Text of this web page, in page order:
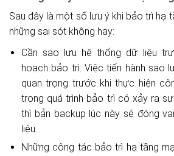
Sau đây là một số lưu ý khi bảo trì hạ
những sai sót không hay:
Cần sao lưu hệ thống dữ liệu
hoạch bảo trì: Việc tiến hành sao
quan trọng trước khi thực hiện
trong quá trình bảo trì có xảy ra sự
thì bản backup lúc này sẽ đóng
liệu.
Những công tác bảo trì hạ tầng